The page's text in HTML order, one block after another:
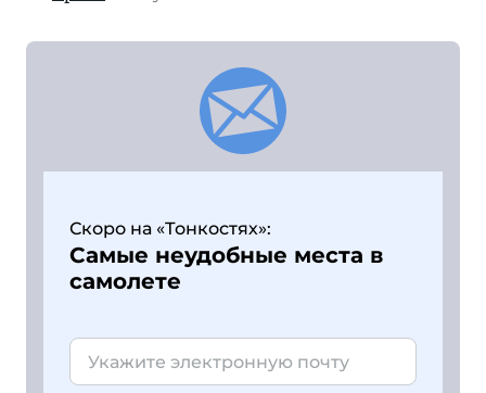
Скоро на «Тонкостях»:
Самые неудобные места в
самолете